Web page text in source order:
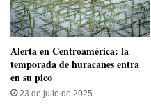
Alerta en Centroamérica: la
temporada de huracanes entra
en su pico
23 de julio de 2025